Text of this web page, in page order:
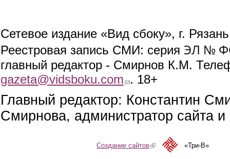
Сетевое издание «Вид сбоку», г.
Реестровая запись СМИ: серия ЭЛ №
главный редактор - Смирнов К.М.
gazeta@vidsboku.com (link sends e-mail)
. 18+
Главный редактор: Константин
Смирнова, администратор сайта
Создание сайтов(link is external)«Три-В»